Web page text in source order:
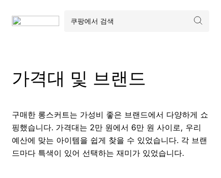
가격대 및 브랜드
구매한 롱스커트는 가성비 좋은 브랜드에서 다양하게 쇼
핑했습니다. 가격대는 2만 원에서 6만 원 사이로, 우리
예산에 맞는 아이템을 쉽게 찾을 수 있었습니다. 각 브랜
드마다 특색이 있어 선택하는 재미가 있었습니다.